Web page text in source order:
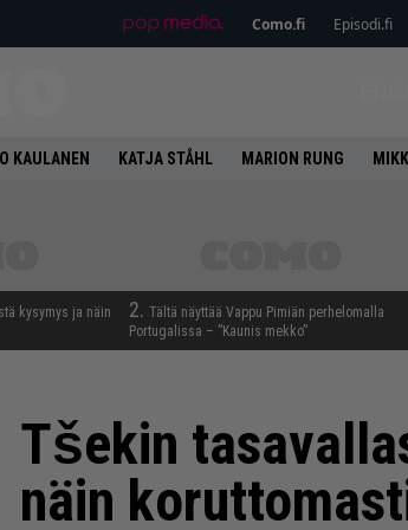
Como.fi Episodi.fi
KAULANEN KATJA STÅHL MARION RUNG
kysymys ja näin
2. Tältä näyttää Vappu Pimiän perhelomalla
Portugalissa – ”Kaunis mekko”
Tšekin
näin